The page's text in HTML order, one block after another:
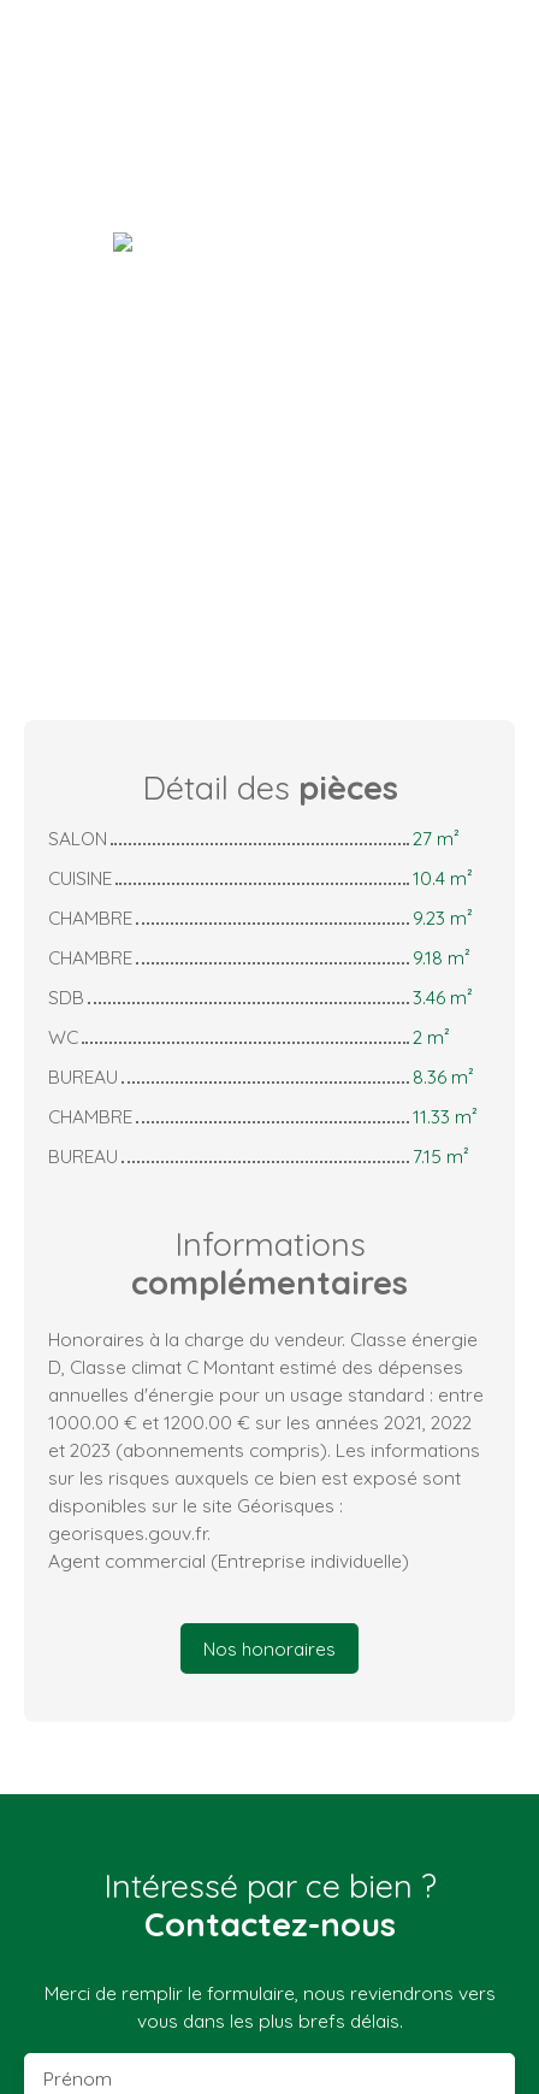
Détail des pièces
SALON
27 m²
CUISINE
10.4 m²
CHAMBRE
9.23 m²
CHAMBRE
9.18 m²
SDB
3.46 m²
WC
2 m²
BUREAU
8.36 m²
CHAMBRE
11.33 m²
BUREAU
7.15 m²
Informations
complémentaires
Honoraires à la charge du vendeur. Classe énergie
D, Classe climat C Montant estimé des dépenses
annuelles d'énergie pour un usage standard : entre
1000.00 € et 1200.00 € sur les années 2021, 2022
et 2023 (abonnements compris). Les informations
sur les risques auxquels ce bien est exposé sont
disponibles sur le site Géorisques :
georisques.gouv.fr.
Agent commercial (Entreprise individuelle)
Nos honoraires
Intéressé par ce bien ?
Contactez-nous
Merci de remplir le formulaire, nous reviendrons vers
vous dans les plus brefs délais.
Prénom